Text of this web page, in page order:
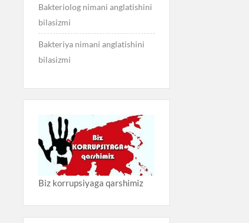
Bakteriolog nimani anglatishini
bilasizmi
Bakteriya nimani anglatishini
bilasizmi
Biz korrupsiyaga qarshimiz